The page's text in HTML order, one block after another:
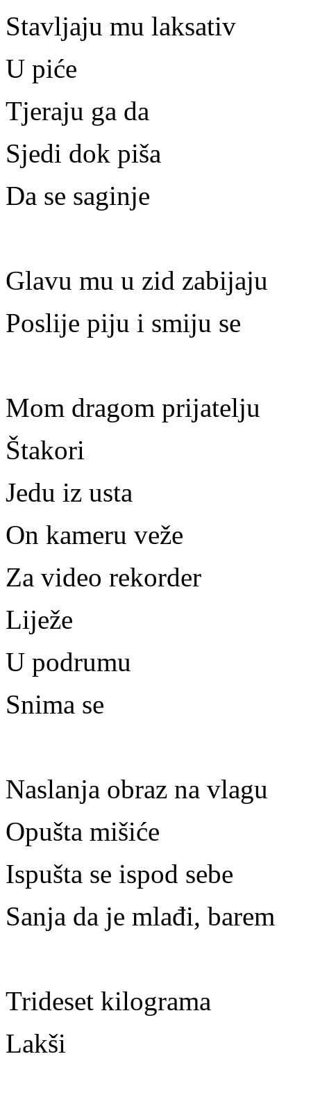
Stavljaju mu laksativ
U piće
Tjeraju ga da
Sjedi dok piša
Da se saginje
Glavu mu u zid zabijaju
Poslije piju i smiju se
Mom dragom prijatelju
Štakori
Jedu iz usta
On kameru veže
Za video rekorder
Liježe
U podrumu
Snima se
Naslanja obraz na vlagu
Opušta mišiće
Ispušta se ispod sebe
Sanja da je mlađi, barem
Trideset kilograma
Lakši